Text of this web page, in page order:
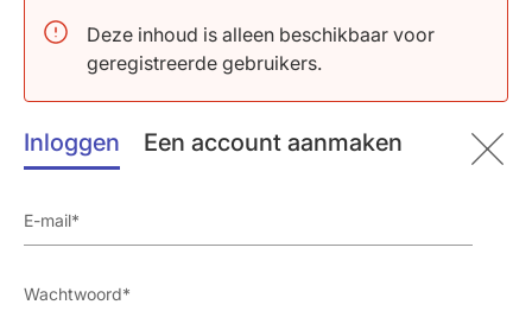
Deze inhoud is alleen beschikbaar voor
geregistreerde gebruikers.
Inloggen Een account aanmaken
dat humaan NOX5 tot expressie bracht in het
endotheel (n=19), waren SBP, DBP en gemiddelde
arteriële druk (MAP) vergelijkbaar in wild-type
muizen (n=20). Als muizen ouder werden, waren
SBP en MAP significant verhoogd in KI muizen
(n=33) in vergelijking met wild-type muizen
dijbeenslagader en saphena-arterie geïsoleerd uit
uitgevoegd en suggereerden dat endotheel NOX5